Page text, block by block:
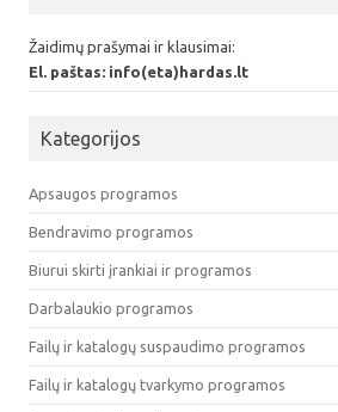
Žaidimų prašymai ir klausimai:
El. paštas: info(eta)hardas.lt
Kategorijos
Apsaugos programos
Bendravimo programos
Biurui skirti įrankiai ir programos
Darbalaukio programos
Failų ir katalogų suspaudimo programos
Failų ir katalogų tvarkymo programos